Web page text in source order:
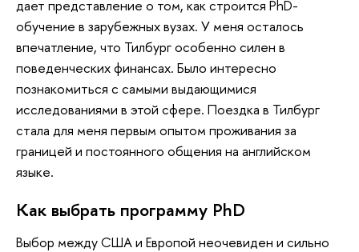
дает представление о том, как строится PhD-
обучение в зарубежных вузах. У меня осталось
впечатление, что Тилбург особенно силен в
поведенческих финансах. Было интересно
познакомиться с самыми выдающимися
исследованиями в этой сфере. Поездка в Тилбург
стала для меня первым опытом проживания за
границей и постоянного общения на английском
языке.
Как выбрать программу PhD
Выбор между США и Европой неочевиден и сильно